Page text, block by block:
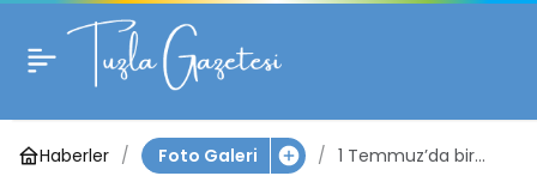
Haberler Foto Galeri
1 Temmuz’da bir
1 Temmuz’da bir çok